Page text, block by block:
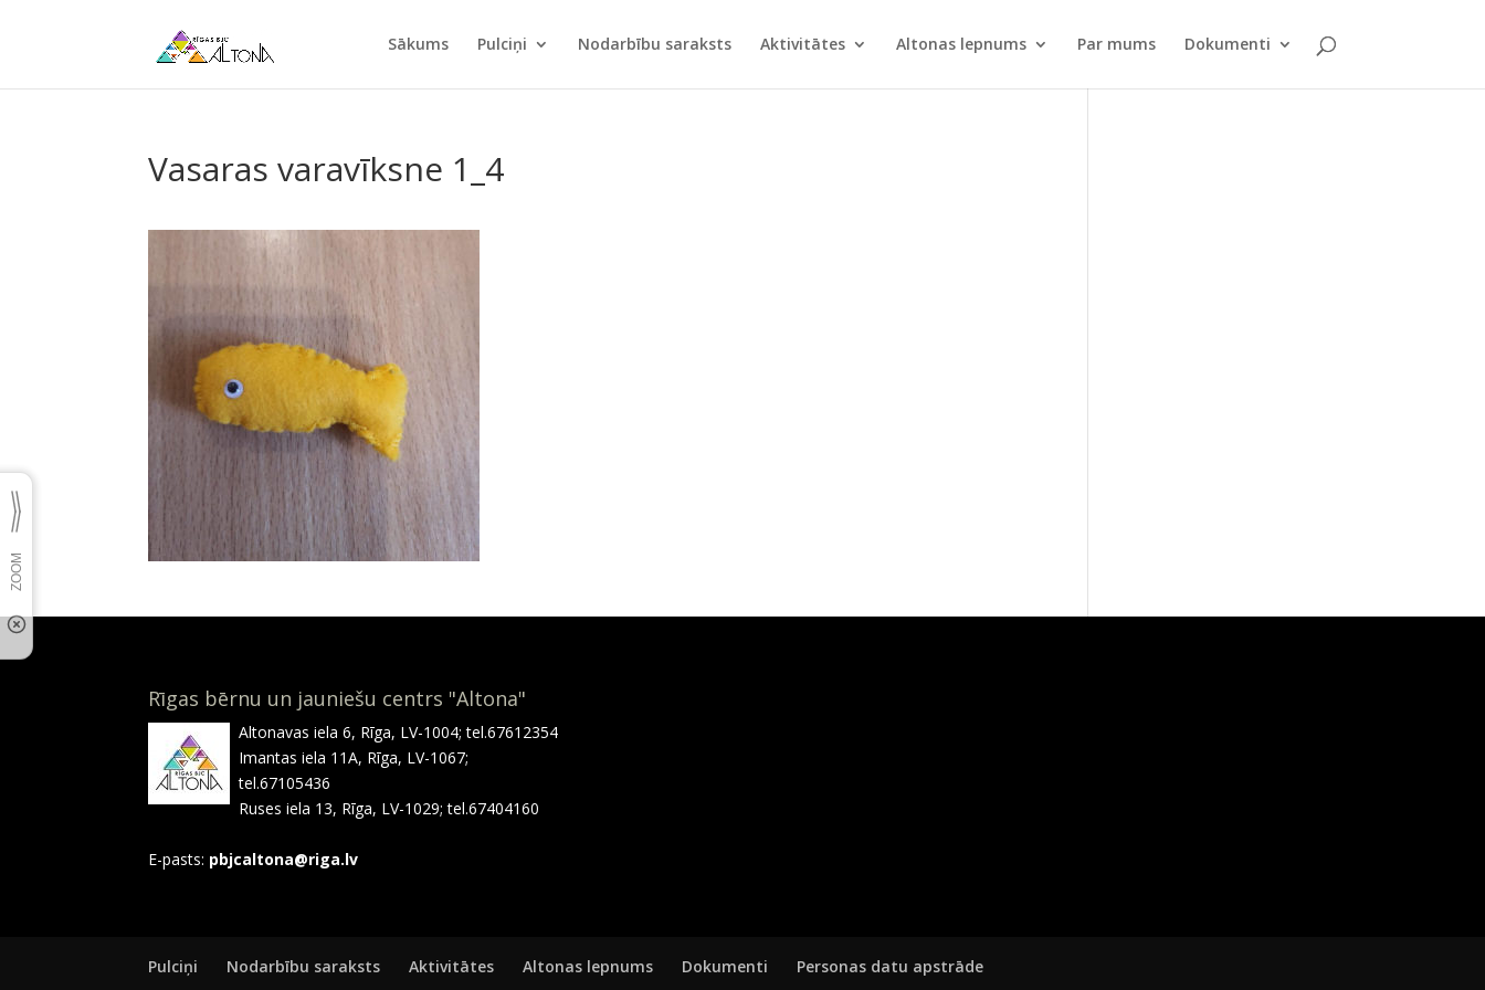
Sākums Pulciņi Nodarbību saraksts Aktivitātes Altonas lepnums Par mums Dokumenti
Vasaras varavīksne 1_4
Rīgas bērnu un jauniešu centrs "Altona"
Altonavas iela 6, Rīga, LV-1004; tel.67612354
Imantas iela 11A, Rīga, LV-1067;
tel.67105436
Ruses iela 13, Rīga, LV-1029; tel.67404160
E-pasts: pbjcaltona@riga.lv
Pulciņi Nodarbību saraksts Aktivitātes Altonas lepnums Dokumenti Personas datu apstrāde